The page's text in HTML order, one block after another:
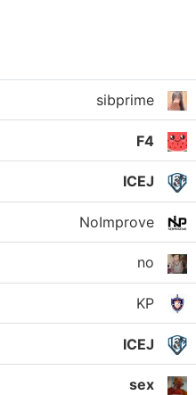
sibprime
F4
ICEJ
NoImprove
no
KP
ICEJ
sex